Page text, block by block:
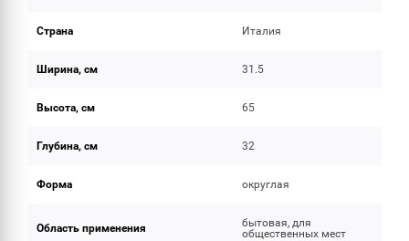
Страна Италия
Ширина, см 31.5
Высота, см 65
Глубина, см 32
Форма округлая
Область применения
бытовая, для
общественных мест